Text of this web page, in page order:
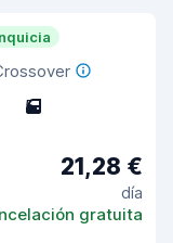
5
21,28 €
día
gratuita